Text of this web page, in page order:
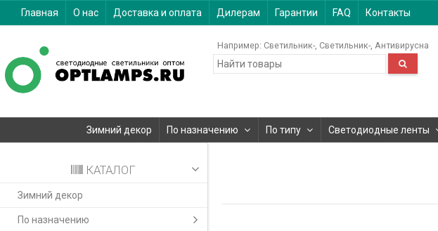
Главная О нас Доставка и оплата Дилерам Гарантии FAQ Контакты
Например: Светильник- Светильник- Антивирусна
Зимний декор По назначению По типу Светодиодные ленты
КАТАЛОГ
Зимний декор
По назначению